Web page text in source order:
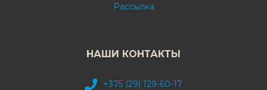
Рассылка
НАШИ КОНТАКТЫ
+375 (29) 129-60-17